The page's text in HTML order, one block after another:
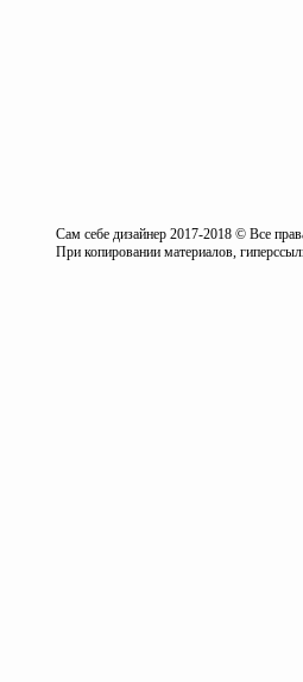
Сам себе дизайнер 2017-2018 © Все
При копировании материалов,